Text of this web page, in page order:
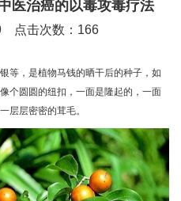
医治癌的以毒攻毒疗法
点击次数：166
等，是植物马钱的晒干后的种子，如
个圆圆的纽扣，一面是隆起的，一面
层层密密的茸毛。